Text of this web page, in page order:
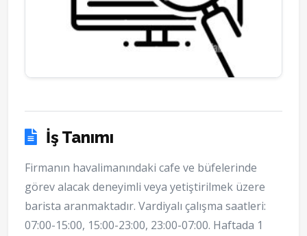
İş Tanımı
Firmanın havalimanındaki cafe ve büfelerinde
görev alacak deneyimli veya yetiştirilmek üzere
barista aranmaktadır. Vardiyalı çalışma saatleri:
07:00-15:00, 15:00-23:00, 23:00-07:00. Haftada 1